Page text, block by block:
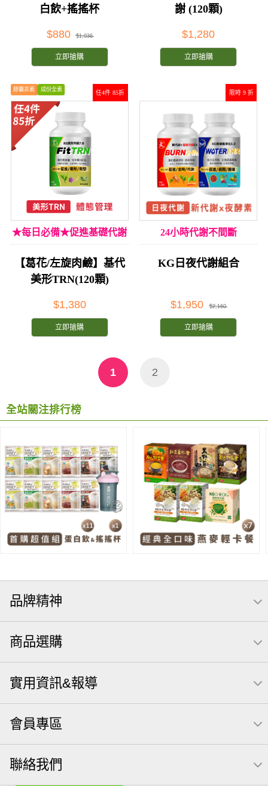
白飲+搖搖杯
$880 $1,036
立即搶購
謝 (120顆)
$1,280
立即搶購
任4件 85折
膠囊非素 成份全素
★每日必備★促進基礎代謝
【葛花/左旋肉鹼】基代
美形TRN(120顆)
$1,380
立即搶購
限時 9 折
24小時代謝不間斷
KG日夜代謝組合
$1,950 $2,160
立即搶購
1 2
全站關注排行榜
品牌精神
商品選購
實用資訊&報導
會員專區
聯絡我們